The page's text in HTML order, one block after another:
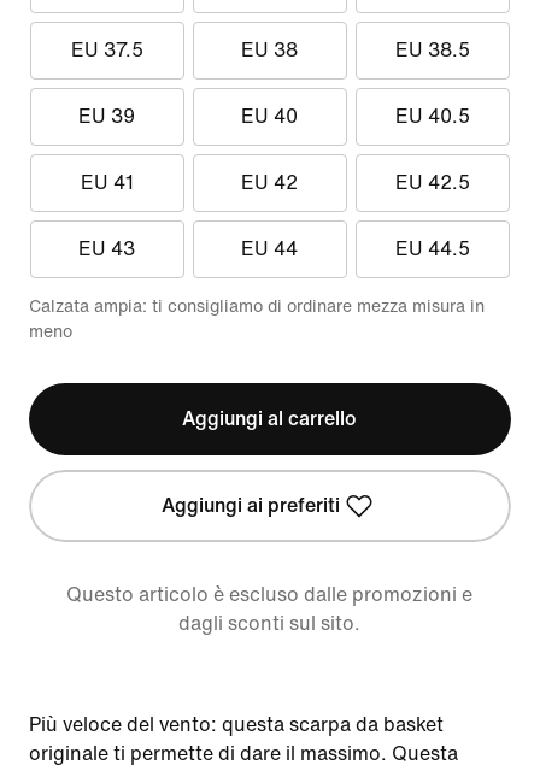
EU 37.5 EU 38 EU 38.5
EU 39 EU 40 EU 40.5
EU 41 EU 42 EU 42.5
EU 43 EU 44 EU 44.5
Calzata ampia: ti consigliamo di ordinare mezza misura in
meno
Aggiungi al carrello
Aggiungi ai preferiti
Questo articolo è escluso dalle promozioni e
dagli sconti sul sito.
Più veloce del vento: questa scarpa da basket
originale ti permette di dare il massimo. Questa